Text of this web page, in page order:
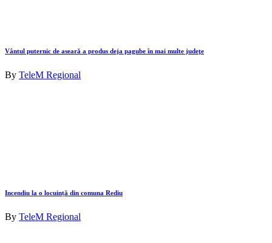
Vântul puternic de aseară a produs deja pagube în mai multe judeţe
By TeleM Regional
Incendiu la o locuință din comuna Rediu
By TeleM Regional